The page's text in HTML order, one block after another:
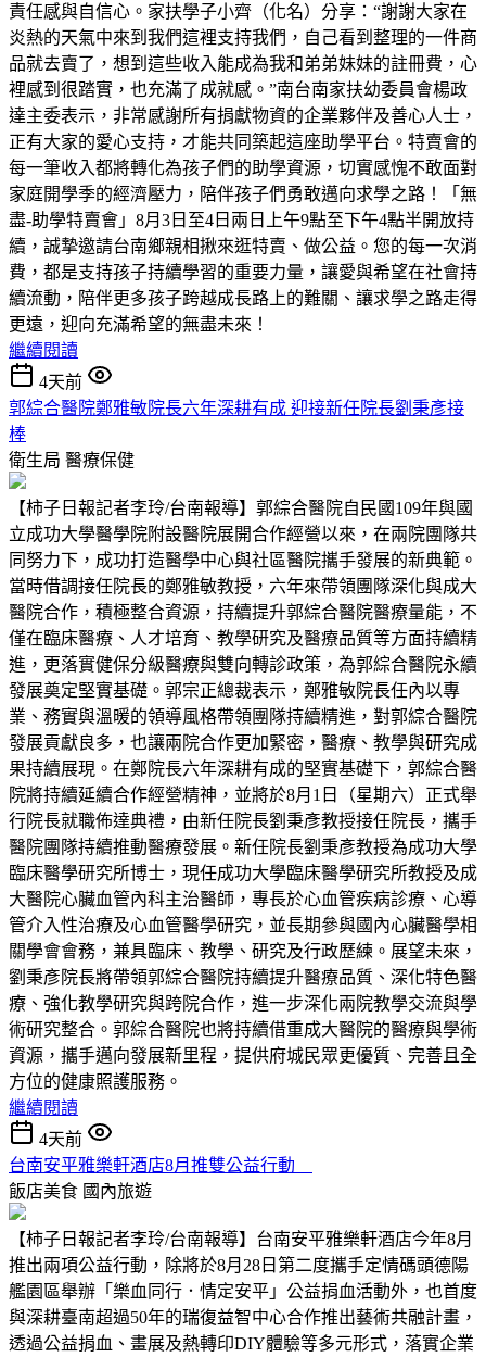
責任感與自信心。家扶學子小齊（化名）分享：“謝謝大家在
炎熱的天氣中來到我們這裡支持我們，自己看到整理的一件商
品就去賣了，想到這些收入能成為我和弟弟妹妹的註冊費，心
裡感到很踏實，也充滿了成就感。”南台南家扶幼委員會楊政
達主委表示，非常感謝所有捐獻物資的企業夥伴及善心人士，
正有大家的愛心支持，才能共同築起這座助學平台。特賣會的
每一筆收入都將轉化為孩子們的助學資源，切實感愧不敢面對
家庭開學季的經濟壓力，陪伴孩子們勇敢邁向求學之路！「無
盡-助學特賣會」8月3日至4日兩日上午9點至下午4點半開放持
續，誠摯邀請台南鄉親相揪來逛特賣、做公益。您的每一次消
費，都是支持孩子持續學習的重要力量，讓愛與希望在社會持
續流動，陪伴更多孩子跨越成長路上的難關、讓求學之路走得
更遠，迎向充滿希望的無盡未來！
繼續閱讀
4天前
郭綜合醫院鄭雅敏院長六年深耕有成 迎接新任院長劉秉彥接
棒
衛生局 醫療保健
【柿子日報記者李玲/台南報導】郭綜合醫院自民國109年與國
立成功大學醫學院附設醫院展開合作經營以來，在兩院團隊共
同努力下，成功打造醫學中心與社區醫院攜手發展的新典範。
當時借調接任院長的鄭雅敏教授，六年來帶領團隊深化與成大
醫院合作，積極整合資源，持續提升郭綜合醫院醫療量能，不
僅在臨床醫療、人才培育、教學研究及醫療品質等方面持續精
進，更落實健保分級醫療與雙向轉診政策，為郭綜合醫院永續
發展奠定堅實基礎。郭宗正總裁表示，鄭雅敏院長任內以專
業、務實與溫暖的領導風格帶領團隊持續精進，對郭綜合醫院
發展貢獻良多，也讓兩院合作更加緊密，醫療、教學與研究成
果持續展現。在鄭院長六年深耕有成的堅實基礎下，郭綜合醫
院將持續延續合作經營精神，並將於8月1日（星期六）正式舉
行院長就職佈達典禮，由新任院長劉秉彥教授接任院長，攜手
醫院團隊持續推動醫療發展。新任院長劉秉彥教授為成功大學
臨床醫學研究所博士，現任成功大學臨床醫學研究所教授及成
大醫院心臟血管內科主治醫師，專長於心血管疾病診療、心導
管介入性治療及心血管醫學研究，並長期參與國內心臟醫學相
關學會會務，兼具臨床、教學、研究及行政歷練。展望未來，
劉秉彥院長將帶領郭綜合醫院持續提升醫療品質、深化特色醫
療、強化教學研究與跨院合作，進一步深化兩院教學交流與學
術研究整合。郭綜合醫院也將持續借重成大醫院的醫療與學術
資源，攜手邁向發展新里程，提供府城民眾更優質、完善且全
方位的健康照護服務。
繼續閱讀
4天前
台南安平雅樂軒酒店8月推雙公益行動
飯店美食 國內旅遊
【柿子日報記者李玲/台南報導】台南安平雅樂軒酒店今年8月
推出兩項公益行動，除將於8月28日第二度攜手定情碼頭德陽
艦園區舉辦「樂血同行．情定安平」公益捐血活動外，也首度
與深耕臺南超過50年的瑞復益智中心合作推出藝術共融計畫，
透過公益捐血、畫展及熱轉印DIY體驗等多元形式，落實企業